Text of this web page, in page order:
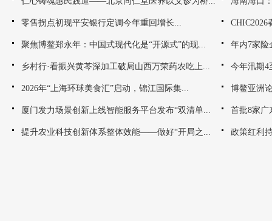
零售拐点初现平安银行定调今年重回增长... CHIC2026
聚焦博鳌郑永年：中国式现代化是“开源式”的现... 年内7家险
乡村行·看振兴黄芩深加工破局山西万荣药农吃上... 今年汛期4
2026年“上海环球美食汇”启动，锦江国际集... 博鳌亚洲
厦门发力场景创新上线智能服务平台发布“双清单... 首批8家广
提升农业科技创新体系整体效能——做好“开局之... 政策红利